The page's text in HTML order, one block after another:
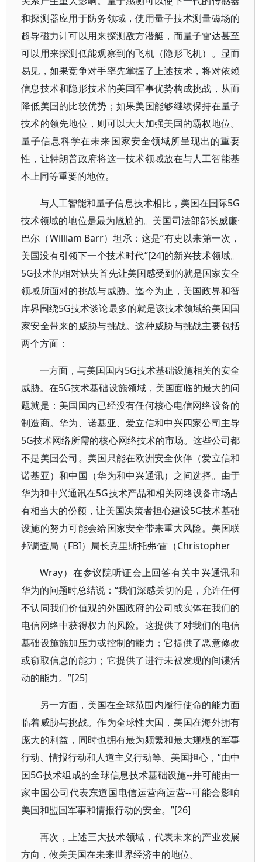
和探测器应用于防务领域，使用量子技术测量磁场的
超导磁力计可以用来探测敌方潜艇，而量子雷达甚至
可以用来探测低能观察到的飞机（隐形飞机）。显而
易见，如果竞争对手率先掌握了上述技术，将对依赖
信息技术和隐形技术的美国军事优势构成挑战，从而
降低美国的比较优势；如果美国能够继续保持在量子
技术的领先地位，则可以大大加强美国的霸权地位。
量子信息科学在未来国家安全领域所呈现出的重要
性，让特朗普政府将这一技术领域放在与人工智能基
本上同等重要的地位。
与人工智能和量子信息技术相比，美国在国际5G
技术领域的地位是最为尴尬的。美国司法部部长威廉·
巴尔（William Barr）坦承：这是“有史以来第一次，
美国没有引领下一个技术时代”[24]的新兴技术领域。
5G技术的相对缺失首先让美国感受到的就是国家安全
领域所面对的挑战与威胁。迄今为止，美国政界和智
库界围绕5G技术谈论最多的就是该技术领域给美国国
家安全带来的威胁与挑战。这种威胁与挑战主要包括
两个方面：
一方面，与美国国内5G技术基础设施相关的安全
威胁。在5G技术基础设施领域，美国面临的最大的问
题就是：美国国内已经没有任何核心电信网络设备的
制造商。华为、诺基亚、爱立信和中兴四家公司主导
5G技术网络所需的核心网络技术的市场。这些公司都
不是美国公司。美国只能在欧洲安全伙伴（爱立信和
诺基亚）和中国（华为和中兴通讯）之间选择。由于
华为和中兴通讯在5G技术产品和相关网络设备市场占
有相当大的份额，让美国决策者担心建设5G技术基础
设施的努力可能会给国家安全带来重大风险。美国联
邦调查局（FBI）局长克里斯托弗·雷（Christopher
Wray）在参议院听证会上回答有关中兴通讯和
华为的问题时总结说：“我们深感关切的是，允许任何
不认同我们价值观的外国政府的公司或实体在我们的
电信网络中获得权力的风险。这提供了对我们的电信
基础设施施加压力或控制的能力；它提供了恶意修改
或窃取信息的能力；它提供了进行未被发现的间谍活
动的能力。”[25]
另一方面，美国在全球范围内履行使命的能力面
临着威胁与挑战。作为全球性大国，美国在海外拥有
庞大的利益，同时也拥有最为频繁和最大规模的军事
行动、情报行动和人道主义行动等。美国担心，“由中
国5G技术组成的全球信息技术基础设施--并可能由一
家中国公司代表东道国电信运营商运营--可能会影响
美国和盟国军事和情报行动的安全。”[26]
再次，上述三大技术领域，代表未来的产业发展
方向，攸关美国在未来世界经济中的地位。